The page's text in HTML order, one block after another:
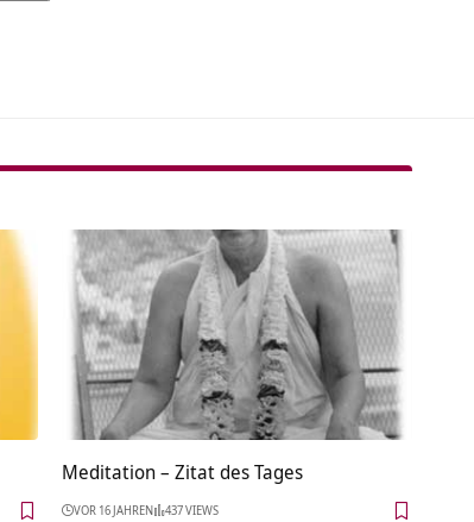
Meditation – Zitat des Tages
VOR 16 JAHREN 437 VIEWS